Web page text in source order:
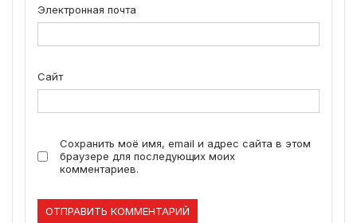
Электронная почта
Сайт
Сохранить моё имя, email и адрес сайта в этом
браузере для последующих моих
комментариев.